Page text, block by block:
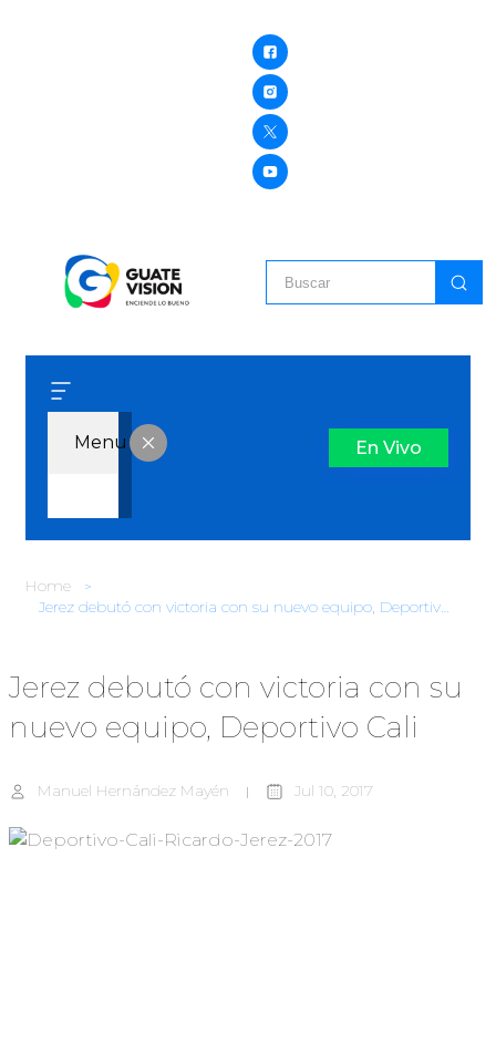
Menu En Vivo
Home
Jerez debutó con victoria con su nuevo equipo, Deportivo Cali
Jerez debutó con victoria con su
nuevo equipo, Deportivo Cali
Manuel Hernández Mayén Jul 10, 2017